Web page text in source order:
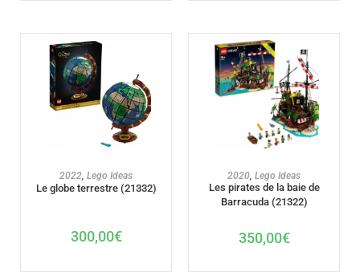
AJOUTER AU PANIER
2022, Lego Ideas
Le globe terrestre (21332)
300,00€
AJOUTER AU PANIER
2020, Lego Ideas
Les pirates de la baie de
Barracuda (21322)
350,00€